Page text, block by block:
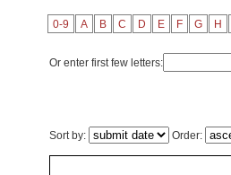
0-9 A B C D E F G H
Or enter first few letters:
Sort by: Order: